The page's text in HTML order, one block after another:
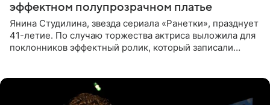
эффектном полупрозрачном платье
Янина Студилина, звезда сериала «Ранетки», празднует
41-летие. По случаю торжества актриса выложила для
поклонников эффектный ролик, который записали